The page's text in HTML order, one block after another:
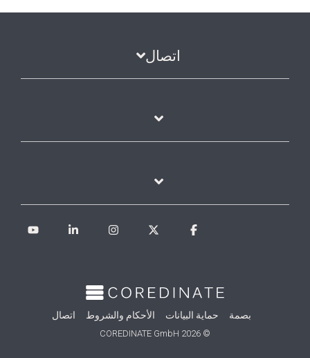
اتصال
بصمة حماية البيانات الأحكام والشروط اتصال
© 2026 COREDINATE GmbH
Facebook
Instagram
Linkedin